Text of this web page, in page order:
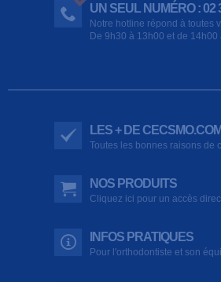
UN SEUL NUMÉRO : 02
Notre hotline répond à toutes
De 9h30 à 13h00 et de 14h00
LES + DE CECSMO.COM
Toutes les bonnes raisons de
NOS PRODUITS
Cliquez ici pour un accès
INFOS PRATIQUES
Pour l'orthodontiste et son